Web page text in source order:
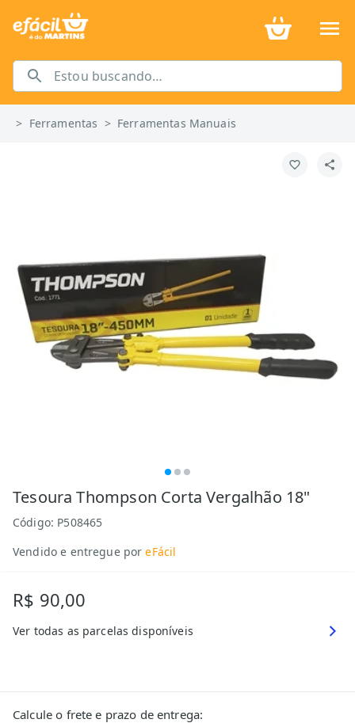
> Ferramentas > Ferramentas Manuais
Tesoura Thompson Corta Vergalhão 18"
Código: P508465
Vendido e entregue por eFácil
R$ 90,00
Ver todas as parcelas disponíveis
Calcule o frete e prazo de entrega: